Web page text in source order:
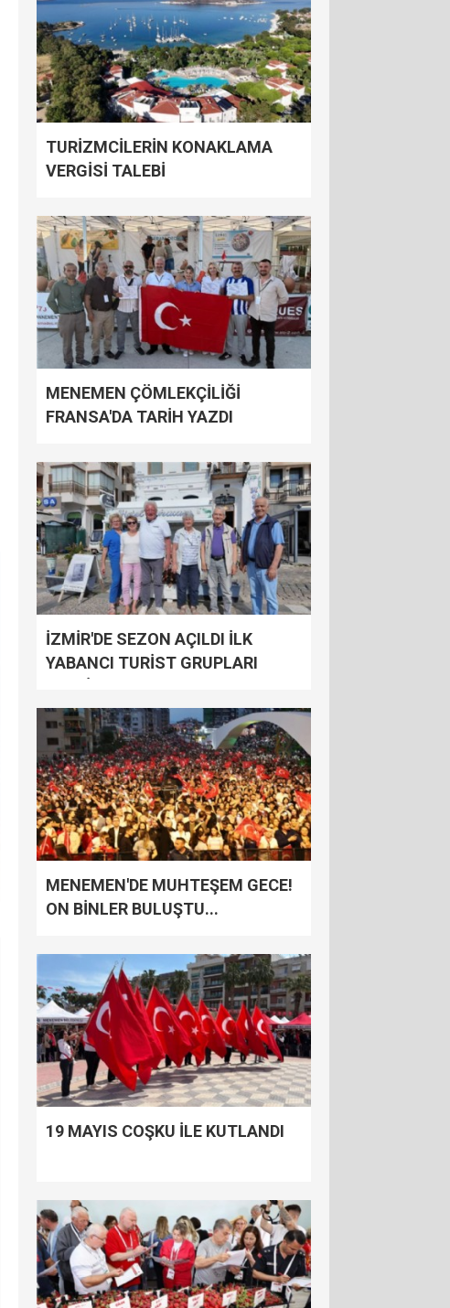
TURİZMCİLERİN KONAKLAMA
VERGİSİ TALEBİ
MENEMEN ÇÖMLEKÇİLİĞİ
FRANSA'DA TARİH YAZDI
İZMİR'DE SEZON AÇILDI İLK
YABANCI TURİST GRUPLARI
MENEMEN'DE MUHTEŞEM GECE!
ON BİNLER BULUŞTU...
19 MAYIS COŞKU İLE KUTLANDI